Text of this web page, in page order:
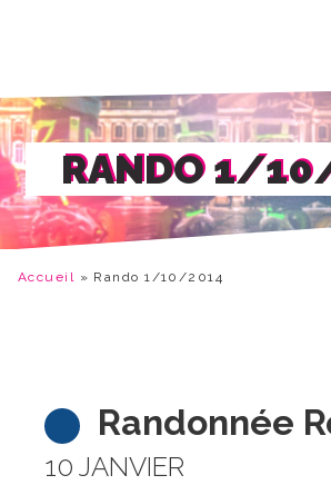
RANDO 1/
Accueil » Rando 1/10/2014
Randonnée
10 JANVIER